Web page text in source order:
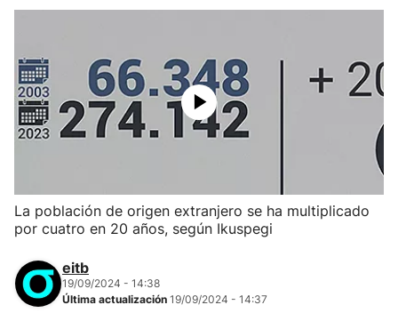
La población de origen extranjero se ha multiplicado
por cuatro en 20 años, según Ikuspegi
eitb
19/09/2024 - 14:38
Última actualización 19/09/2024 - 14:37